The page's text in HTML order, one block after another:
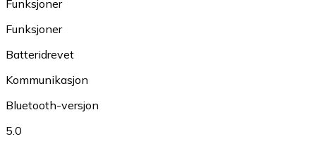
Funksjoner
Funksjoner
Batteridrevet
Kommunikasjon
Bluetooth-versjon
5.0